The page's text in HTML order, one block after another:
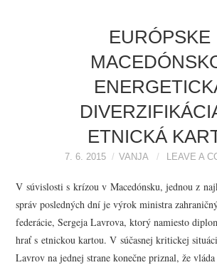
EURÓPSKE
ETNICKÁ
7. 6. 2015 VANJA LEAVE A
V súvislosti s krízou v Macedónsku, jednou z
správ posledných dní je výrok ministra
federácie, Sergeja Lavrova, ktorý namiesto
hrať s etnickou kartou. V súčasnej kritickej
Lavrov na jednej strane konečne priznal, že